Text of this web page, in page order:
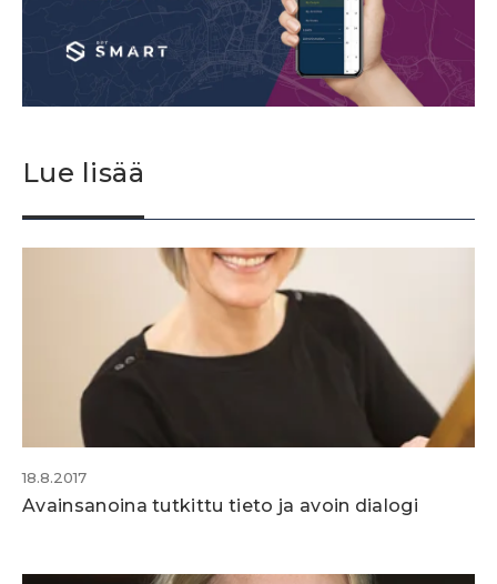
Lue lisää
18.8.2017
Avainsanoina tutkittu tieto ja avoin dialogi